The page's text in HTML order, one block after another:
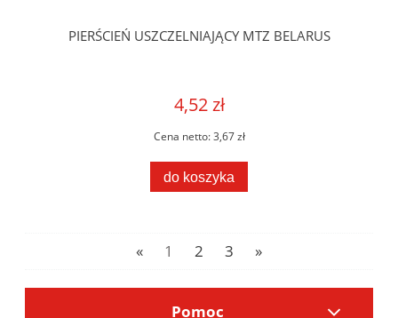
PIERŚCIEŃ USZCZELNIAJĄCY MTZ BELARUS
4,52 zł
Cena netto:3,67 zł
do koszyka
« 1 2 3 »
Pomoc